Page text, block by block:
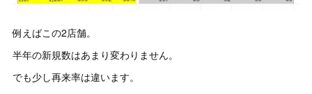
例えばこの2店舗。
半年の新規数はあまり変わりません。
でも少し再来率は違います。